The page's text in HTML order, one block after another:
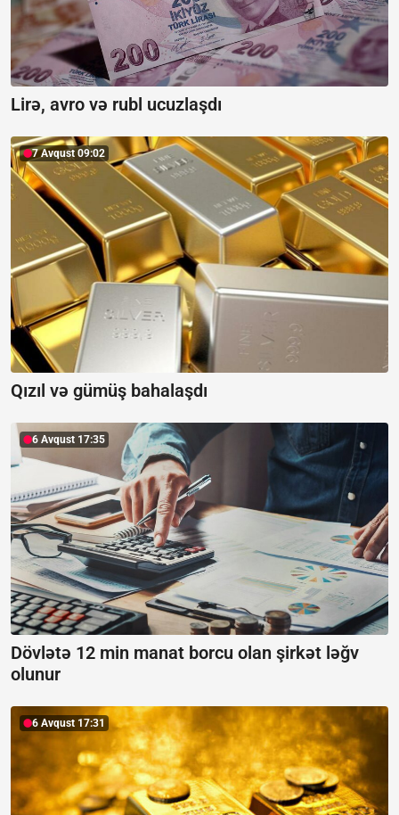
Lirə, avro və rubl ucuzlaşdı
7 Avqust 09:02
Qızıl və gümüş bahalaşdı
6 Avqust 17:35
Dövlətə 12 min manat borcu olan şirkət ləğv
olunur
6 Avqust 17:31